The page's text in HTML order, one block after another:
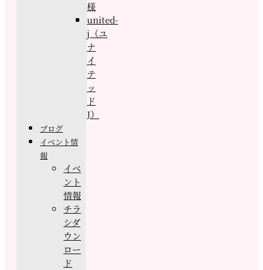
様
united-
j（ユ
ナ
イ
テ
ッ
ド
J）
ブログ
イベント情
報
イベ
ント
情報
チラ
シダ
ウン
ロー
ド